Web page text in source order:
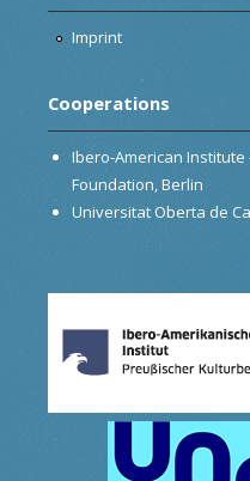
Imprint
Cooperations
Ibero-American
Foundation, Berlin
Universitat Oberta de